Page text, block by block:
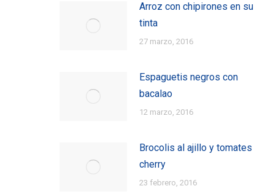
Arroz con chipirones en su
tinta
27 marzo, 2016
Espaguetis negros con
bacalao
12 marzo, 2016
Brocolis al ajillo y tomates
cherry
23 febrero, 2016